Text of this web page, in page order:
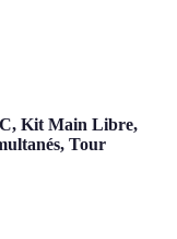
C, Kit Main Libre,
Tour